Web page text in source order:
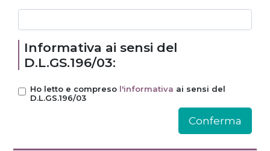
Informativa ai sensi del
D.L.GS.196/03:
Ho letto e compreso l'informativa ai sensi del
D.L.GS.196/03